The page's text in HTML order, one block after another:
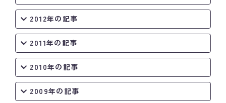
2012年の記事
2011年の記事
2010年の記事
2009年の記事